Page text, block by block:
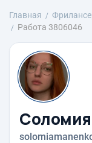
Главная
Работа 3806046